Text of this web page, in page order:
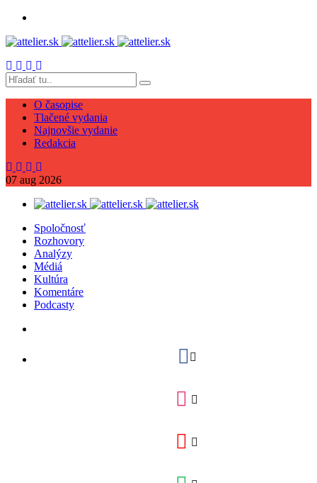
O časopise
Tlačené vydania
Najnovšie vydanie
Redakcia
07 aug 2026
Spoločnosť
Rozhovory
Analýzy
Médiá
Kultúra
Komentáre
Podcasty